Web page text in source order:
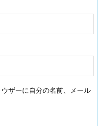
ザーに自分の名前、メール